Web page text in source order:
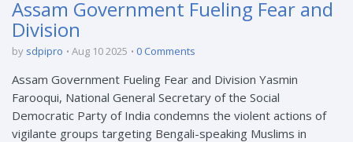
Assam Government Fueling Fear and
Division
by sdpipro Aug 10 2025 0 Comments
Assam Government Fueling Fear and Division Yasmin
Farooqui, National General Secretary of the Social
Democratic Party of India condemns the violent actions of
vigilante groups targeting Bengali-speaking Muslims in